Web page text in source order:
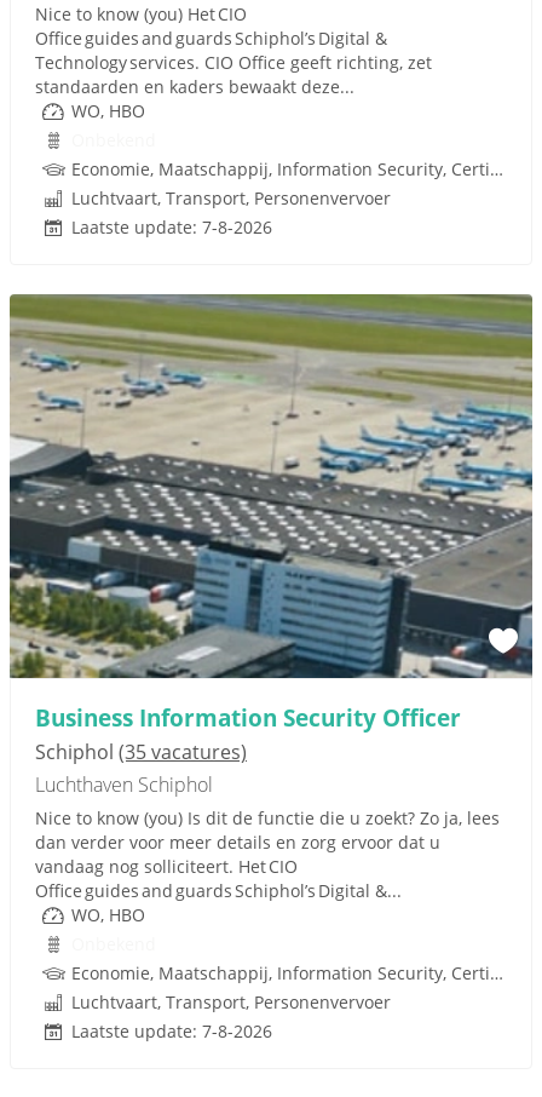
Nice to know (you) Het CIO
Office guides and guards Schiphol’s Digital &
Technology services. CIO Office geeft richting, zet
standaarden en kaders bewaakt deze...
WO, HBO
Economie, Maatschappij, Information Security, Certified Information Systems Security Profes
Luchtvaart, Transport, Personenvervoer
Laatste update: 7-8-2026
Business Information Security Officer
Schiphol (35 vacatures)
Luchthaven Schiphol
Nice to know (you) Is dit de functie die u zoekt? Zo ja, lees
dan verder voor meer details en zorg ervoor dat u
vandaag nog solliciteert. Het CIO
Office guides and guards Schiphol’s Digital &...
WO, HBO
Economie, Maatschappij, Information Security, Certified Information Systems Security Profes
Luchtvaart, Transport, Personenvervoer
Laatste update: 7-8-2026